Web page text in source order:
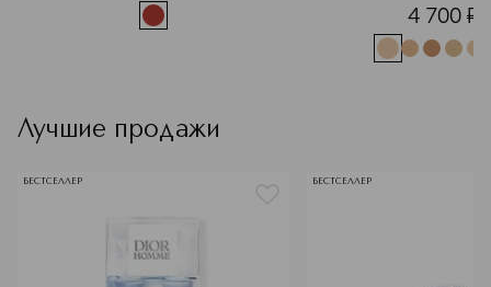
4 700 ¤
Лучшие продажи
БЕСТСЕЛЛЕР БЕСТСЕЛЛЕР